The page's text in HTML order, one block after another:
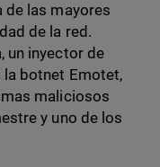
de las mayores
de la red.
un inyector de
la botnet Emotet,
maliciosos
y uno de los